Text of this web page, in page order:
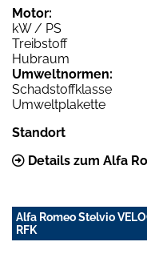
Motor:
kW / PS
Treibstoff
Hubraum
Umweltnormen:
Schadstoffklasse
Umweltplakette
Standort
Details zum Alfa
Alfa Romeo Stelvio
RFK